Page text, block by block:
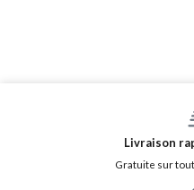
Livraison
Gratuite sur